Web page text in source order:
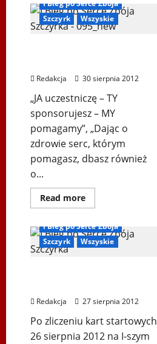
Zapraszamy
na
II
Bieg
I Bieg po Serce Zbója
Szczyrk
Wszyskie
Redakcja 30 sierpnia 2012
„JA uczestniczę – TY
sponsorujesz – MY
pomagamy”, „Dając o
zdrowie serc, którym
pomagasz, dbasz również
o...
Read moreDowiedz
się
I
Bieg
po
Biegi i rekreacja
I Bieg po Serce Zbója
Szczyrk
Wszyskie
Redakcja 27 sierpnia 2012
Po zliczeniu kart startowych
26 sierpnia 2012 na I-szym